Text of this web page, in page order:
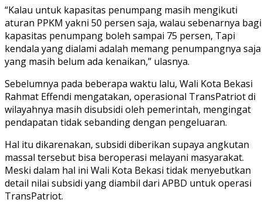
“Kalau untuk kapasitas penumpang masih mengikuti
aturan PPKM yakni 50 persen saja, walau sebenarnya bagi
kapasitas penumpang boleh sampai 75 persen, Tapi
kendala yang dialami adalah memang penumpangnya saja
yang masih belum ada kenaikan,” ulasnya.
Sebelumnya pada beberapa waktu lalu, Wali Kota Bekasi
Rahmat Effendi mengatakan, operasional TransPatriot di
wilayahnya masih disubsidi oleh pemerintah, mengingat
pendapatan tidak sebanding dengan pengeluaran.
Hal itu dikarenakan, subsidi diberikan supaya angkutan
massal tersebut bisa beroperasi melayani masyarakat.
Meski dalam hal ini Wali Kota Bekasi tidak menyebutkan
detail nilai subsidi yang diambil dari APBD untuk operasi
TransPatriot.